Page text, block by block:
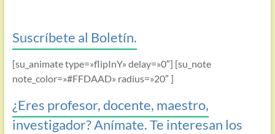
Suscríbete al Boletín.
[su_animate type=»flipInY» delay=»0″] [su_note
note_color=»#FFDAAD» radius=»20″ ]
¿Eres profesor, docente, maestro,
investigador? Anímate. Te interesan los